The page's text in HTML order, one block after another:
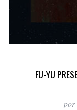
FU-YU
por